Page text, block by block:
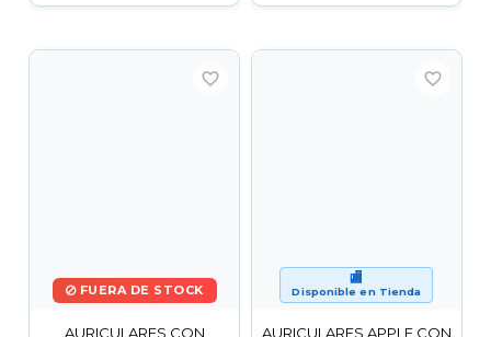
FUERA DE STOCK
favorite_border
AURICULARES CON
🏬
Disponible en Tienda
favorite_border
AURICULARES APPLE CON